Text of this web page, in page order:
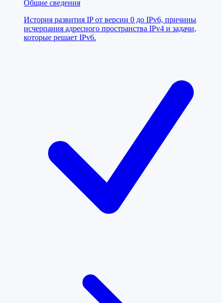
Общие сведения
История развития IP от версии 0 до IPv6, причины
исчерпания адресного пространства IPv4 и задачи,
которые решает IPv6.